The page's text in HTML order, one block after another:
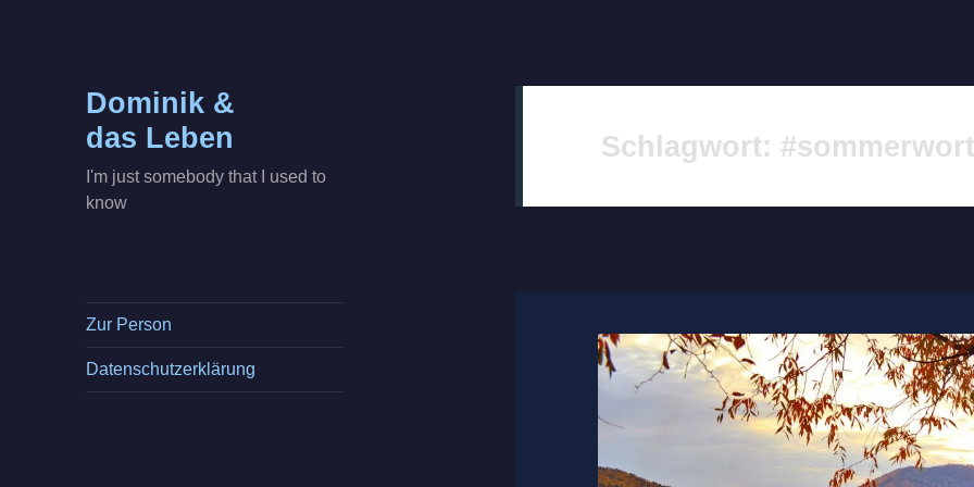
Dominik &
das Leben
I'm just somebody that I used to
know
Zur Person
Datenschutzerklärung
Schlagwort: